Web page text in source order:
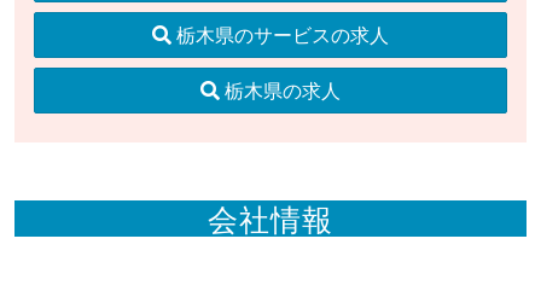
栃木県のサービスの求人
栃木県の求人
会社情報